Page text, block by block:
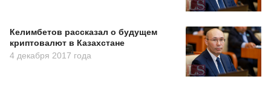
Келимбетов рассказал о будущем
криптовалют в Казахстане
4 декабря 2017 года